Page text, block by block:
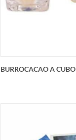
BURROCACAO A CUBO